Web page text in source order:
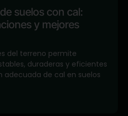
suelos con cal:
y mejores
del terreno permite
duraderas y eficientes
adecuada de cal en suelos